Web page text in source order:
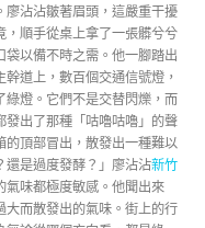
沾沾皺著眉頭，這嚴重干擾
，順手從桌上拿了一張髒兮兮
以備不時之需。他一腳踏出
道上，數百個交通信號燈，
燈。它們不是交替閃爍，而
出了那種「咕嚕咕嚕」的聲
頂部冒出，散發出一種難以
是過度發酵？」廖沾沾新竹
氣味都極度敏感。他聞出來
大而散發出的氣味。街上的行